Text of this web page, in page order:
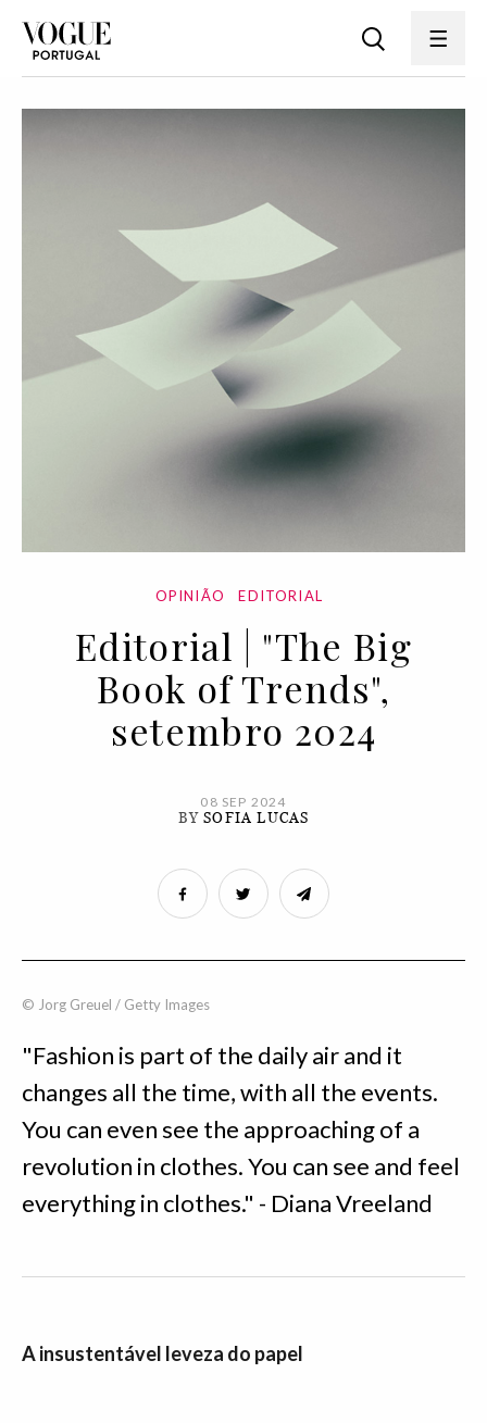
OPINIÃO EDITORIAL
Editorial | "The Big
Book of Trends",
setembro 2024
08 SEP 2024
BYSOFIA LUCAS
© Jorg Greuel / Getty Images
"Fashion is part of the daily air and it
changes all the time, with all the events.
You can even see the approaching of a
revolution in clothes. You can see and feel
everything in clothes." - Diana Vreeland
A insustentável leveza do papel